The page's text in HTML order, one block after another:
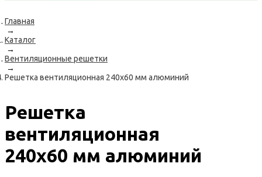
Главная
→
Каталог
→
Вентиляционные решетки
→
Решетка вентиляционная 240х60 мм алюминий
Решетка
вентиляционная
240х60 мм алюминий